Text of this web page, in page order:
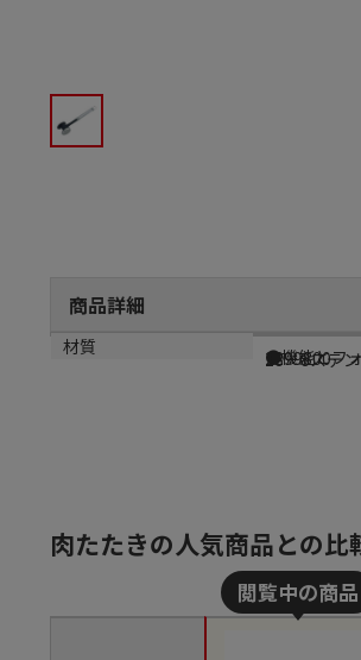
商品詳細
商品説明
●機能とフ
メーカー品番
2299800
材質
18－8ステ
肉たたきの人気商品との比